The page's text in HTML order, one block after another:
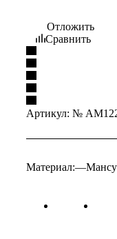
Отложить
Сравнить
Артикул: №
Материал:—